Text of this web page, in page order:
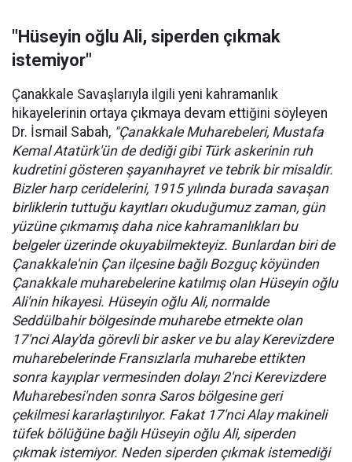
"Hüseyin oğlu Ali, siperden çıkmak
istemiyor"
Çanakkale Savaşlarıyla ilgili yeni kahramanlık
hikayelerinin ortaya çıkmaya devam ettiğini söyleyen
Dr. İsmail Sabah, "Çanakkale Muharebeleri, Mustafa
Kemal Atatürk'ün de dediği gibi Türk askerinin ruh
kudretini gösteren şayanıhayret ve tebrik bir misaldir.
Bizler harp ceridelerini, 1915 yılında burada savaşan
birliklerin tuttuğu kayıtları okuduğumuz zaman, gün
yüzüne çıkmamış daha nice kahramanlıkları bu
belgeler üzerinde okuyabilmekteyiz. Bunlardan biri de
Çanakkale'nin Çan ilçesine bağlı Bozguç köyünden
Çanakkale muharebelerine katılmış olan Hüseyin oğlu
Ali'nin hikayesi. Hüseyin oğlu Ali, normalde
Seddülbahir bölgesinde muharebe etmekte olan
17'nci Alay'da görevli bir asker ve bu alay Kerevizdere
muharebelerinde Fransızlarla muharebe ettikten
sonra kayıplar vermesinden dolayı 2'nci Kerevizdere
Muharebesi'nden sonra Saros bölgesine geri
çekilmesi kararlaştırılıyor. Fakat 17'nci Alay makineli
tüfek bölüğüne bağlı Hüseyin oğlu Ali, siperden
çıkmak istemiyor. Neden siperden çıkmak istemediği